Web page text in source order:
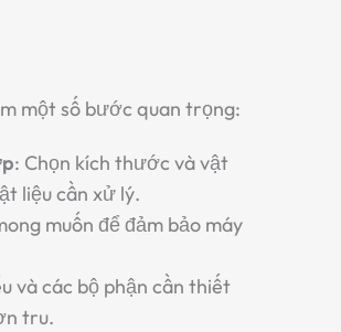
một số bước quan trọng:
: Chọn kích thước và vật
liệu cần xử lý.
muốn để đảm bảo máy
và các bộ phận cần thiết
tru.